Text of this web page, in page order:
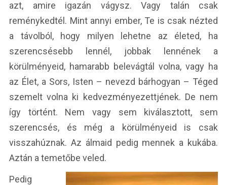
azt, amire igazán vágysz. Vagy talán csak
reménykedtél. Mint annyi ember, Te is csak nézted
a távolból, hogy milyen lehetne az életed, ha
szerencsésebb lennél, jobbak lennének a
körülményeid, hamarabb belevágtál volna, vagy ha
az Élet, a Sors, Isten – nevezd bárhogyan – Téged
szemelt volna ki kedvezményezettjének. De nem
így történt. Nem vagy sem kiválasztott, sem
szerencsés, és még a körülményeid is csak
visszahúznak. Az álmaid pedig mennek a kukába.
Aztán a temetőbe veled.
Pedig